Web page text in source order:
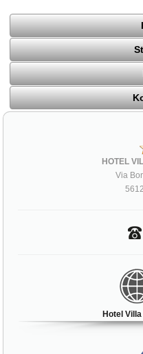
HOTEL
Via
Hotel